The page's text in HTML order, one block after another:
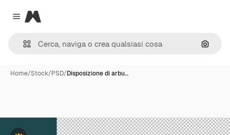
Close menu
Magnific
Cerca
Home/Stock/PSD/Disposizione di arbu…